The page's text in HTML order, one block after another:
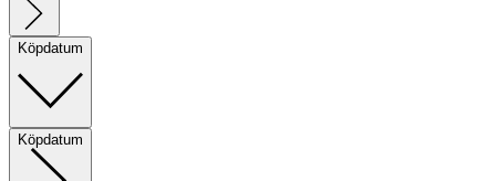
Köpdatum
Köpdatum